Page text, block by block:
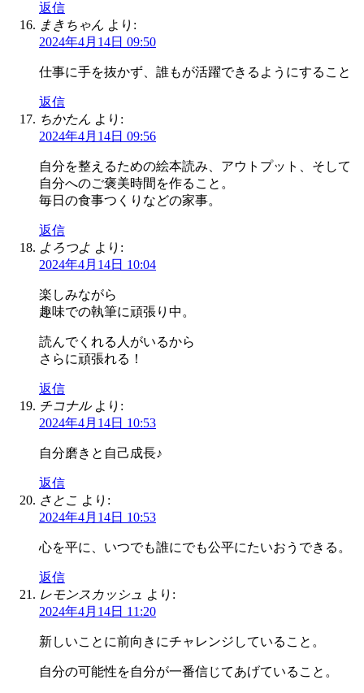
返信
まきちゃん より:
2024年4月14日 09:50
仕事に手を抜かず、誰もが活躍できるようにすること
返信
ちかたん より:
2024年4月14日 09:56
自分を整えるための絵本読み、アウトプット、そして
自分へのご褒美時間を作ること。
毎日の食事つくりなどの家事。
返信
よろつよ より:
2024年4月14日 10:04
楽しみながら
趣味での執筆に頑張り中。
読んでくれる人がいるから
さらに頑張れる！
返信
チコナル より:
2024年4月14日 10:53
自分磨きと自己成長♪
返信
さとこ より:
2024年4月14日 10:53
心を平に、いつでも誰にでも公平にたいおうできる。
返信
レモンスカッシュ より:
2024年4月14日 11:20
新しいことに前向きにチャレンジしていること。
自分の可能性を自分が一番信じてあげていること。